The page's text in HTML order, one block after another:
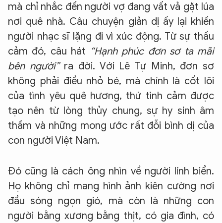
mà chỉ nhắc đến người vợ đang vất vả gặt lúa
nơi quê nhà. Câu chuyện giản dị ấy lại khiến
người nhạc sĩ lặng đi vì xúc động. Từ sự thấu
cảm đó, câu hát “Hạnh phúc đơn sơ ta mãi
bên người”ra đời. Với Lê Tự Minh, đơn sơ
không phải điều nhỏ bé, mà chính là cốt lõi
của tình yêu quê hương, thứ tình cảm được
tạo nên từ lòng thủy chung, sự hy sinh âm
thầm và những mong ước rất đỗi bình dị của
con người Việt Nam.
Đó cũng là cách ông nhìn về người lính biển.
Họ không chỉ mang hình ảnh kiên cường nơi
đầu sóng ngọn gió, mà còn là những con
người bằng xương bằng thịt, có gia đình, có